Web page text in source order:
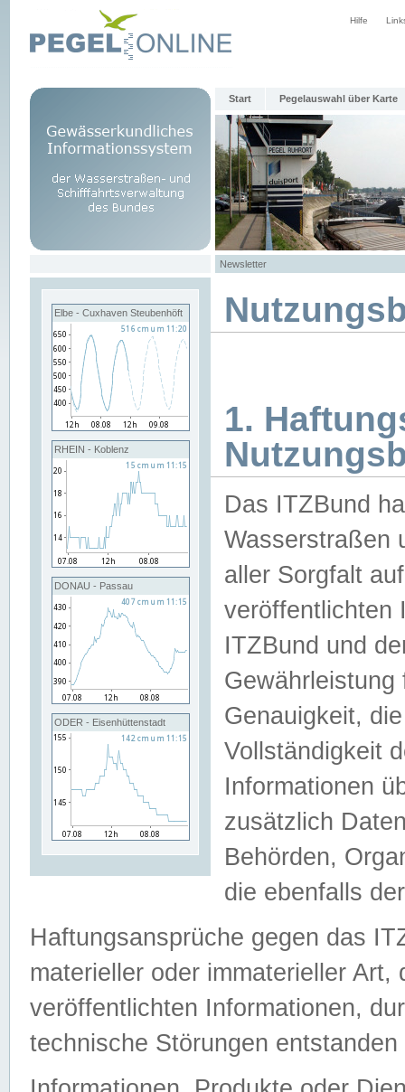
Hilfe
Start Pegelauswahl über Karte
Newsletter
Elbe - Cuxhaven Steubenhöft
RHEIN - Koblenz
DONAU - Passau
ODER - Eisenhüttenstadt
1.
Das ITZBund
Wasserstraßen
aller Sorgfalt
veröffentlichten
ITZBund und
Genauigkeit,
Vollständigkeit
Informationen
zusätzlich
Behörden,
die ebenfalls
Haftungsansprüche gegen das
materieller oder immaterieller
veröffentlichten Informationen,
technische Störungen